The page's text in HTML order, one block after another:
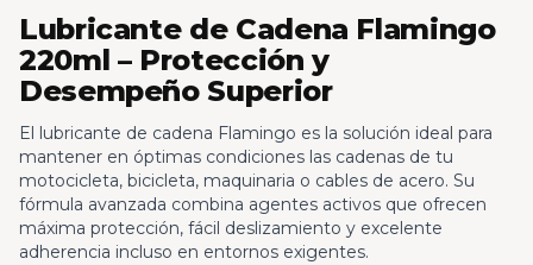
Lubricante de Cadena Flamingo
220ml – Protección y
Desempeño Superior
El lubricante de cadena Flamingo es la solución ideal para
mantener en óptimas condiciones las cadenas de tu
motocicleta, bicicleta, maquinaria o cables de acero. Su
fórmula avanzada combina agentes activos que ofrecen
máxima protección, fácil deslizamiento y excelente
adherencia incluso en entornos exigentes.